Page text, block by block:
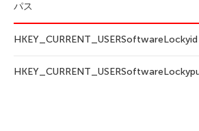
パス
HKEY_CURRENT_USERSoftwareLockyid